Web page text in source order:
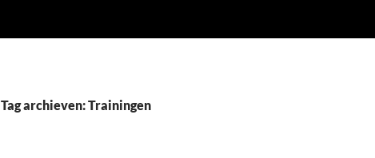
Tag archieven: Trainingen